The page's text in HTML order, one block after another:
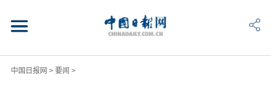
中国日报网 > 要闻 >